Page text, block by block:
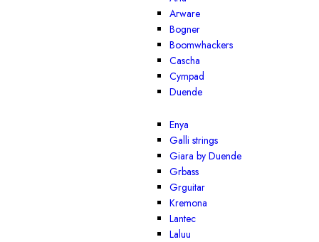
Arware
Bogner
Boomwhackers
Cascha
Cympad
Duende
Enya
Galli strings
Giara by Duende
Grbass
Grguitar
Kremona
Lantec
Laluu